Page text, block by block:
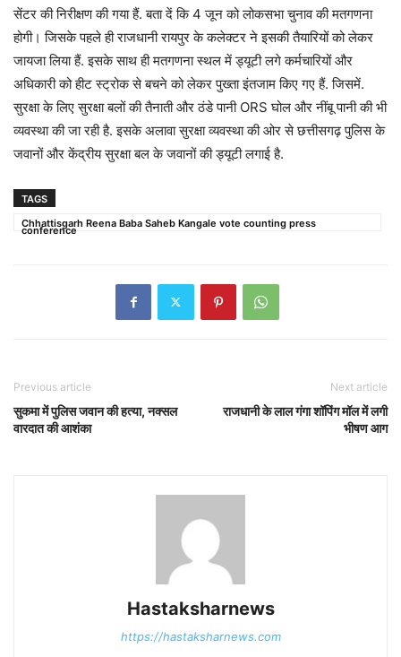
सेंटर की निरीक्षण की गया हैं. बता दें कि 4 जून को लोकसभा चुनाव की मतगणना
होगी। जिसके पहले ही राजधानी रायपुर के कलेक्टर ने इसकी तैयारियों को लेकर
जायजा लिया हैं. इसके साथ ही मतगणना स्थल में ड्यूटी लगे कर्मचारियों और
अधिकारी को हीट स्ट्रोक से बचने को लेकर पुख्ता इंतजाम किए गए हैं. जिसमें.
सुरक्षा के लिए सुरक्षा बलों की तैनाती और ठंडे पानी ORS घोल और नींबू पानी की भी
व्यवस्था की जा रही है. इसके अलावा सुरक्षा व्यवस्था की ओर से छत्तीसगढ़ पुलिस के
जवानों और केंद्रीय सुरक्षा बल के जवानों की ड्यूटी लगाई है.
TAGS
Chhattisgarh Reena Baba Saheb Kangale vote counting press
conference
Previous article
सुकमा में पुलिस जवान की हत्या, नक्सल
वारदात की आशंका
Next article
राजधानी के लाल गंगा शॉपिंग मॉल में लगी
भीषण आग
Hastaksharnews
https://hastaksharnews.com